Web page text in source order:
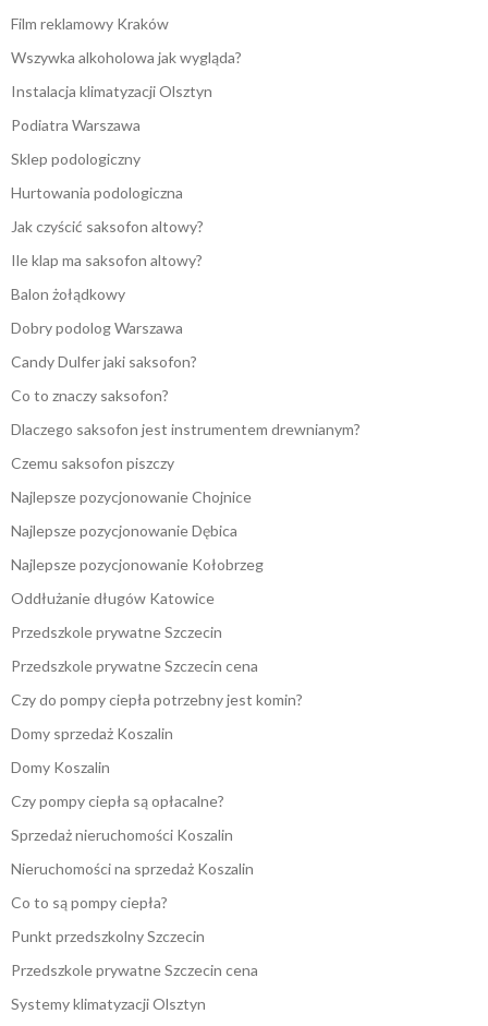
Film reklamowy Kraków
Wszywka alkoholowa jak wygląda?
Instalacja klimatyzacji Olsztyn
Podiatra Warszawa
Sklep podologiczny
Hurtowania podologiczna
Jak czyścić saksofon altowy?
Ile klap ma saksofon altowy?
Balon żołądkowy
Dobry podolog Warszawa
Candy Dulfer jaki saksofon?
Co to znaczy saksofon?
Dlaczego saksofon jest instrumentem drewnianym?
Czemu saksofon piszczy
Najlepsze pozycjonowanie Chojnice
Najlepsze pozycjonowanie Dębica
Najlepsze pozycjonowanie Kołobrzeg
Oddłużanie długów Katowice
Przedszkole prywatne Szczecin
Przedszkole prywatne Szczecin cena
Czy do pompy ciepła potrzebny jest komin?
Domy sprzedaż Koszalin
Domy Koszalin
Czy pompy ciepła są opłacalne?
Sprzedaż nieruchomości Koszalin
Nieruchomości na sprzedaż Koszalin
Co to są pompy ciepła?
Punkt przedszkolny Szczecin
Przedszkole prywatne Szczecin cena
Systemy klimatyzacji Olsztyn